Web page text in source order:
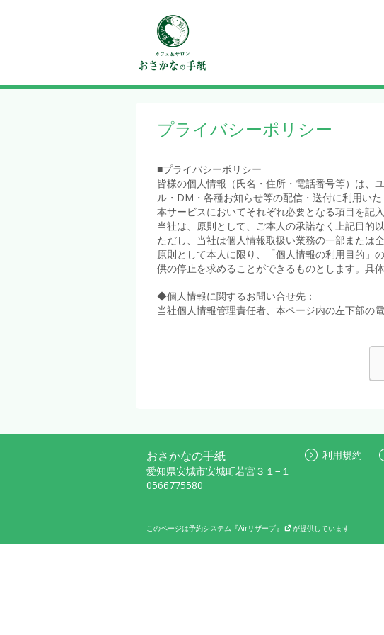
プライバシーポリシー
■プライバシーポリシー
皆様の個人情報（氏名・住所・電話番号等）は、
ル・DM・各種お知らせ等の配信・送付に利用いた
本サービスにおいてそれぞれ必要となる項目を記
当社は、原則として、ご本人の承諾なく上記目的
ただし、当社は個人情報取扱い業務の一部または
原則として本人に限り、「個人情報の利用目的」
供の停止を求めることができるものとします。具
◆個人情報に関するお問い合せ先：
当社個人情報管理責任者、本ページ内の左下部の
おさかなの手紙
愛知県安城市安城町若宮３１−１
0566775580
利用規約
このページは予約システム『Airリザーブ』 が提供しています